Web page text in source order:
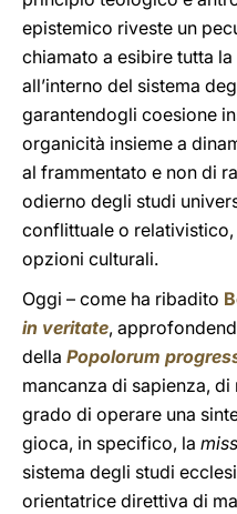
epistemico riveste un
chiamato a esibire tutta
all’interno del sistema
garantendogli coesione
organicità insieme a
al frammentato e non di
odierno degli studi
conflittuale o
opzioni culturali.
Oggi – come ha ribadito
in veritate,
della Popolorum
mancanza di sapienza,
grado di operare una
gioca, in specifico, la
sistema degli studi
orientatrice direttiva di